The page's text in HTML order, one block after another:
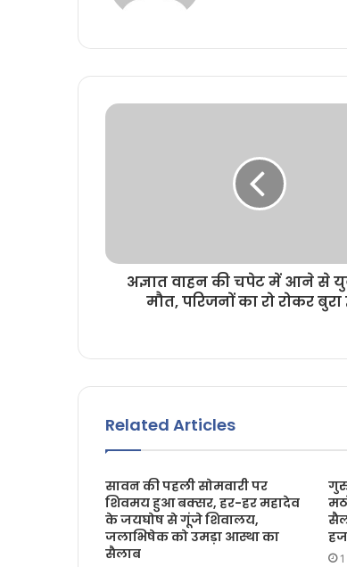
i
अज्ञात वाहन की चपेट में आने से
मौत, परिजनों का रो रोकर बुरा
Related Articles
सावन की पहली सोमवारी पर
शिवमय हुआ बक्सर, हर-हर महादेव
के जयघोष से गूंजे शिवालय,
जलाभिषेक को उमड़ा आस्था का
सैलाब
गुरु